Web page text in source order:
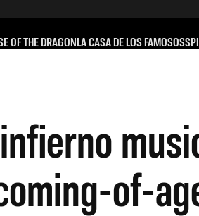
OF THE DRAGONLA CASA DE LOS FAMOSOS
of-